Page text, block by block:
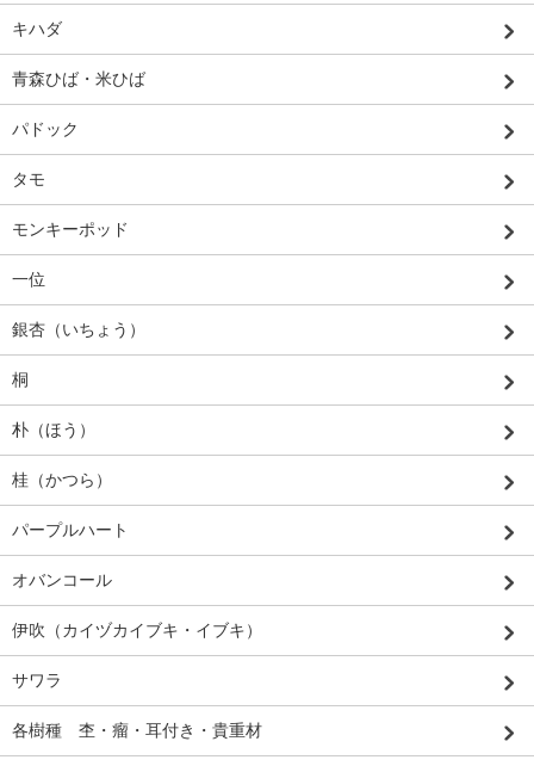
キハダ
青森ひば・米ひば
パドック
タモ
モンキーポッド
一位
銀杏（いちょう）
桐
朴（ほう）
桂（かつら）
パープルハート
オバンコール
伊吹（カイヅカイブキ・イブキ）
サワラ
各樹種 杢・瘤・耳付き・貴重材